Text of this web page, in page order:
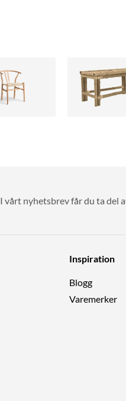
I vårt nyhetsbrev får du ta del
Inspiration
Blogg
Varemerker